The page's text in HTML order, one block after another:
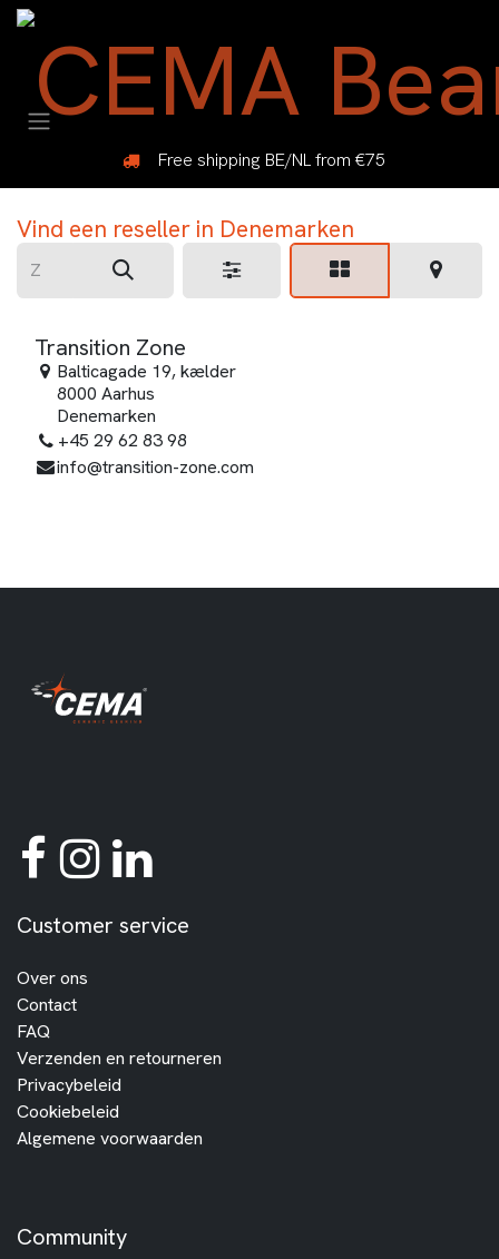
Overslaan naar inhoud
Free shipping BE/NL from €75
Vind een reseller in Denemarken
Transition Zone
Balticagade 19, kælder
8000 Aarhus
Denemarken
+45 29 62 83 98
info@transition-zone.com
Customer service
Over ons
Contact
FAQ
Verzenden en retourneren
Privacybeleid
Cookiebeleid
Algemene voorwaarden
Community